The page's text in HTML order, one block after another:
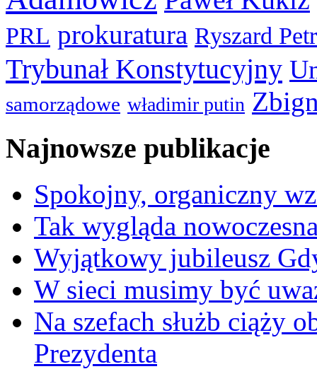
PRL prokuratura Ryszard
Trybunał Konstytucyjny
samorządowe władimir putin
Najnowsze publikacje
Spokojny, organiczny
Tak wygląda
Wyjątkowy jubileusz
W sieci musimy być
Na szefach służb ciąży
Prezydenta